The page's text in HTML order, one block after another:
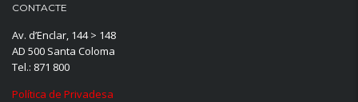
CONTACTE
Av. d’Enclar, 144 > 148
AD 500 Santa Coloma
Tel.: 871 800
Política de Privadesa